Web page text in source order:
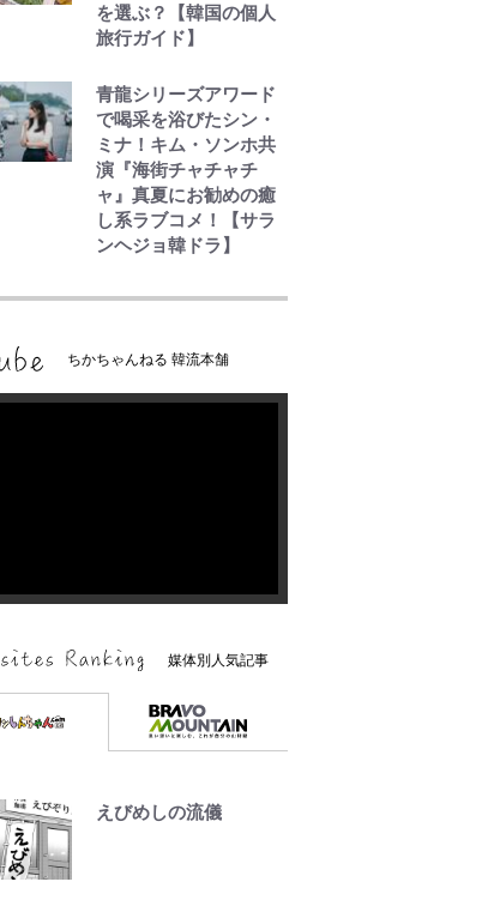
を選ぶ？【韓国の個人
旅行ガイド】
青龍シリーズアワード
で喝采を浴びたシン・
ミナ！キム・ソンホ共
演『海街チャチャチ
ャ』真夏にお勧めの癒
し系ラブコメ！【サラ
ンヘジョ韓ドラ】
ちかちゃんねる 韓流本舗
媒体別人気記事
えびめしの流儀